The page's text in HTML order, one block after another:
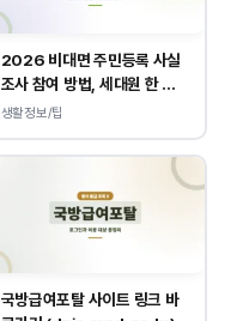
2026 비대면 주민등록 사실
조사 참여 방법, 세대원 한 명
만 하면 됩니다.
생활정보/팁
국방급여포탈 사이트 링크 바